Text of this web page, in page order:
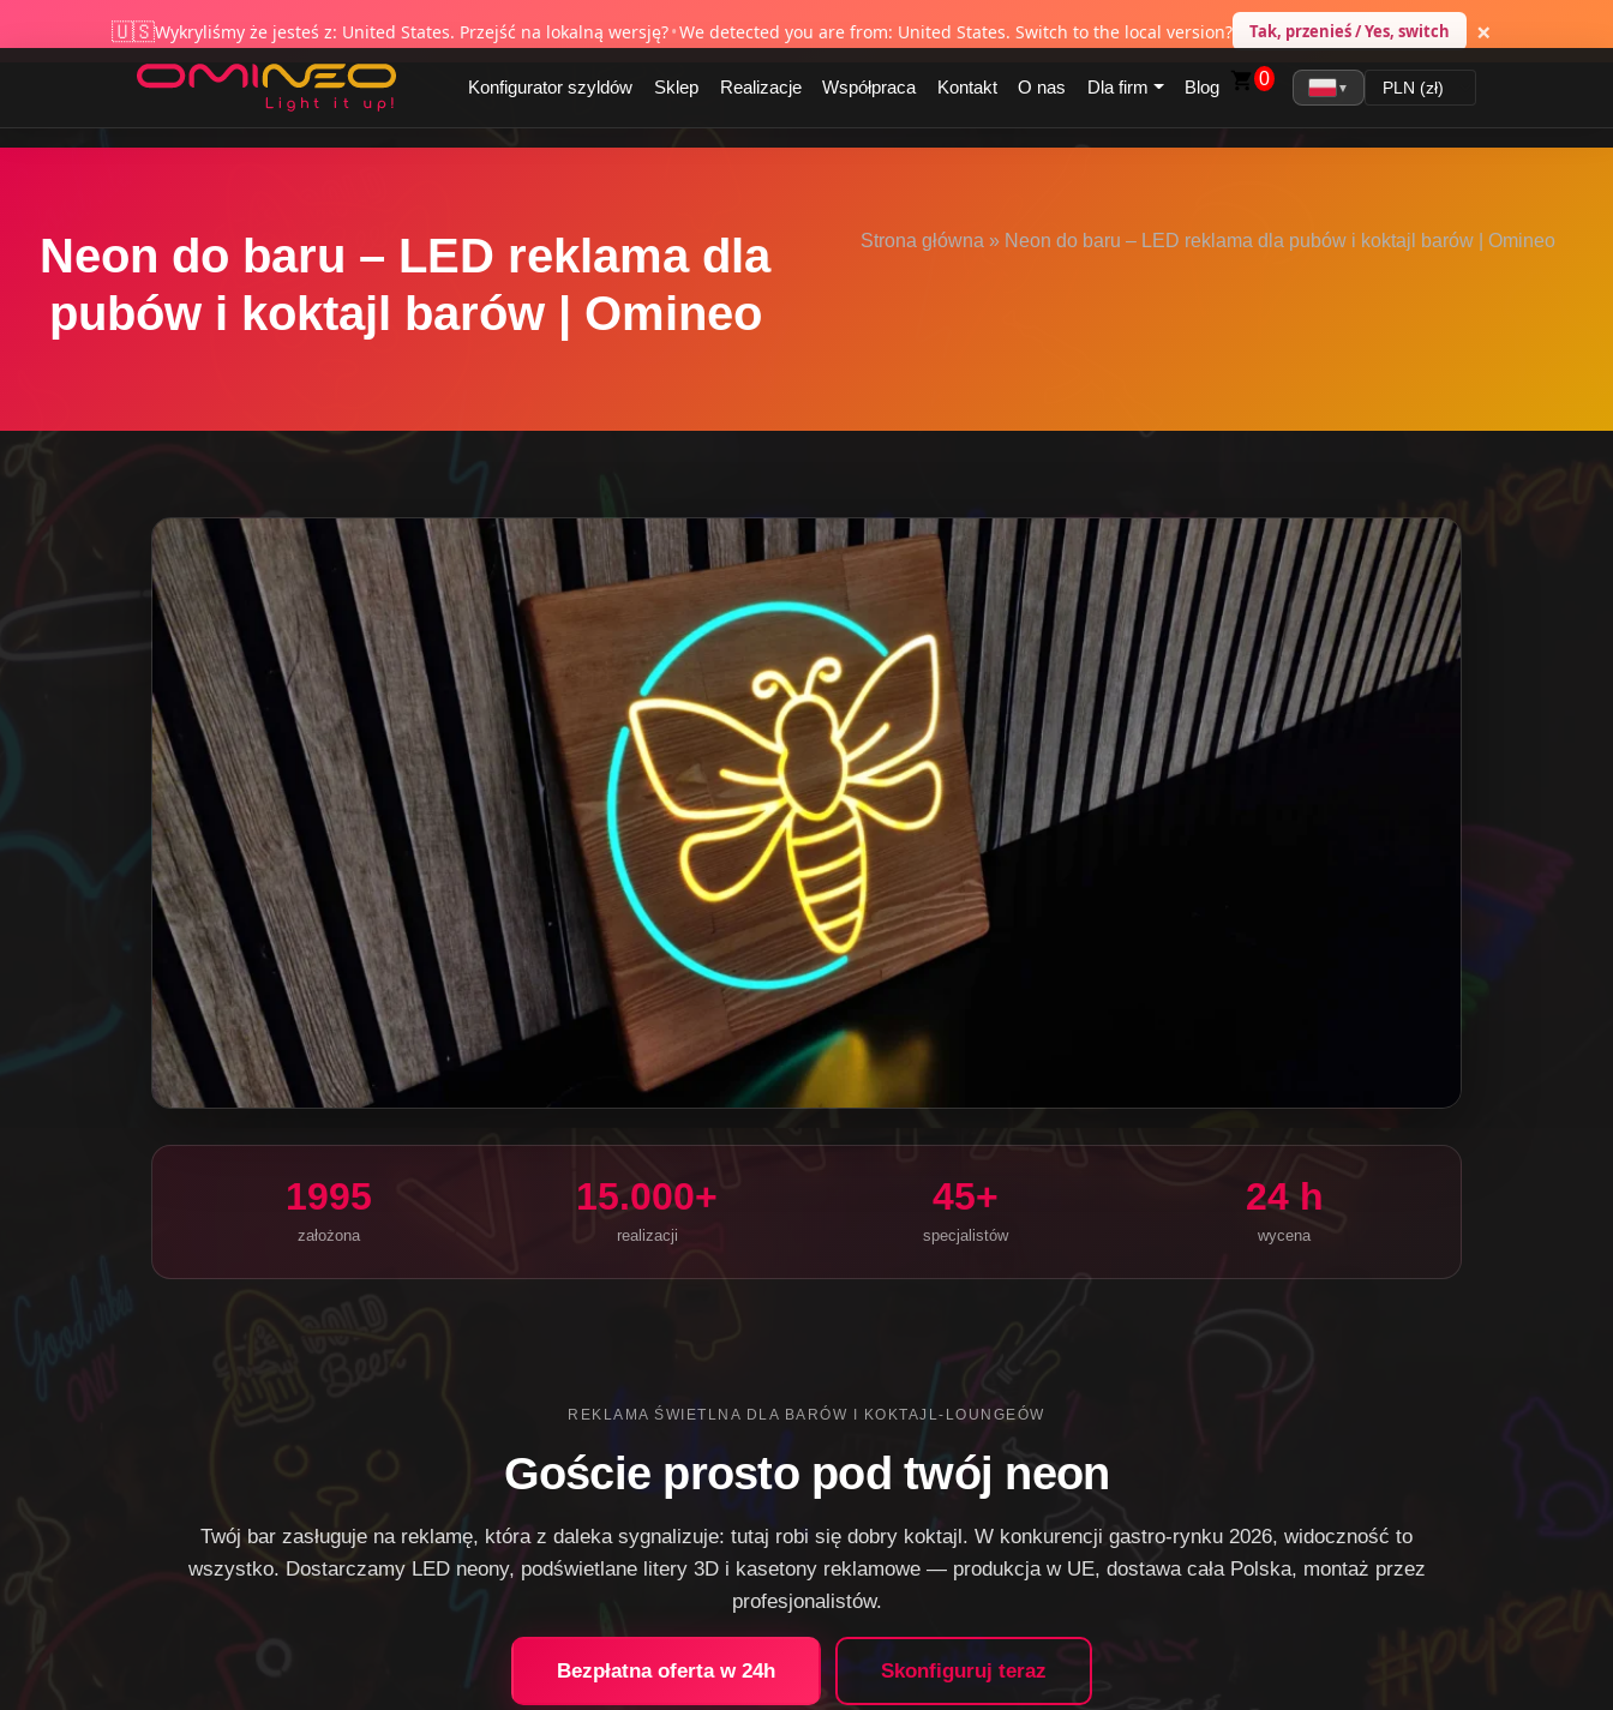
🇪🇺 Made in EU od 1995 ✓ Darmowa dostawa w całej UE ✓ Bezpłatna wycena w 24h✓ 2–3 lata gwarancji
🇺🇸Wykryliśmy że jesteś z: United States. Przejść na lokalną wersję?•We detected you are from: United States. Switch to the local version? Tak, przenieś / Yes, switch ×
Skip to main content
Konfigurator szyldów Sklep Realizacje Współpraca Kontakt O nas Dla firm Blog 0 ▼
Neon do baru – LED reklama dla
pubów i koktajl barów | Omineo
Strona główna » Neon do baru – LED reklama dla pubów i koktajl barów | Omineo
1995
założona
15.000+
realizacji
45+
specjalistów
24 h
wycena
REKLAMA ŚWIETLNA DLA BARÓW I KOKTAJL-LOUNGEÓW
Goście prosto pod twój neon
Twój bar zasługuje na reklamę, która z daleka sygnalizuje: tutaj robi się dobry koktajl. W konkurencji gastro-rynku 2026, widoczność to
wszystko. Dostarczamy LED neony, podświetlane litery 3D i kasetony reklamowe — produkcja w UE, dostawa cała Polska, montaż przez
profesjonalistów.
Bezpłatna oferta w 24h Skonfiguruj teraz